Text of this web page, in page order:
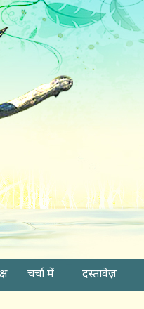
चर्चा में दस्तावेज़